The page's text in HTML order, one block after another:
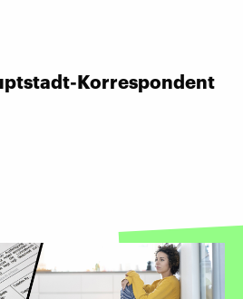
Korrespondent